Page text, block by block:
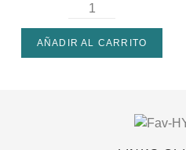
AÑADIR AL CARRITO